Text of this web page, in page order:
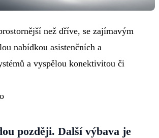
než dříve, se zajímavým
nabídkou asistenčních a
a vyspělou konektivitou či
později. Další výbava je